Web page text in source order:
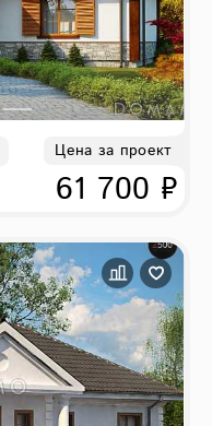
Цена за проект
61 700 ₽